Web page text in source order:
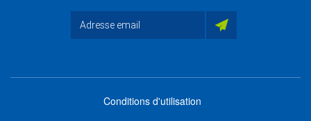
Conditions d'utilisation